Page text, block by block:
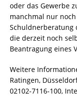
oder das Gewerbe
manchmal nur
Schuldnerberatung
die derzeit noch
Beantragung eines
Weitere
Ratingen,
02102-7116-100,